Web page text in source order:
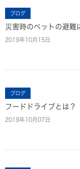
ブログ
災害時のペットの避難
2019年10月15日
ブログ
フードドライブとは？
2019年10月07日